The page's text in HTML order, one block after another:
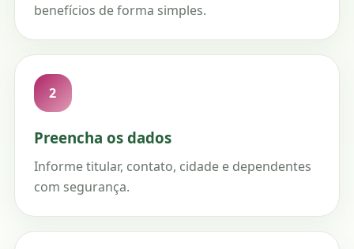
benefícios de forma simples.
2
Preencha os dados
Informe titular, contato, cidade e dependentes
com segurança.